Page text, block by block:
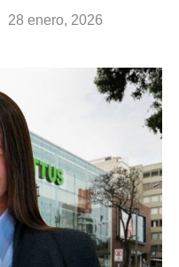
28 enero, 2026